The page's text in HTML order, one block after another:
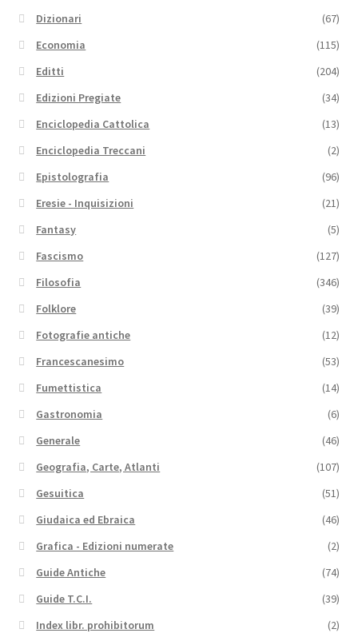
Dizionari
(67)
Economia
(115)
Editti
(204)
Edizioni Pregiate
(34)
Enciclopedia Cattolica
(13)
Enciclopedia Treccani
(2)
Epistolografia
(96)
Eresie - Inquisizioni
(21)
Fantasy
(5)
Fascismo
(127)
Filosofia
(346)
Folklore
(39)
Fotografie antiche
(12)
Francescanesimo
(53)
Fumettistica
(14)
Gastronomia
(6)
Generale
(46)
Geografia, Carte, Atlanti
(107)
Gesuitica
(51)
Giudaica ed Ebraica
(46)
Grafica - Edizioni numerate
(2)
Guide Antiche
(74)
Guide T.C.I.
(39)
Index libr. prohibitorum
(2)